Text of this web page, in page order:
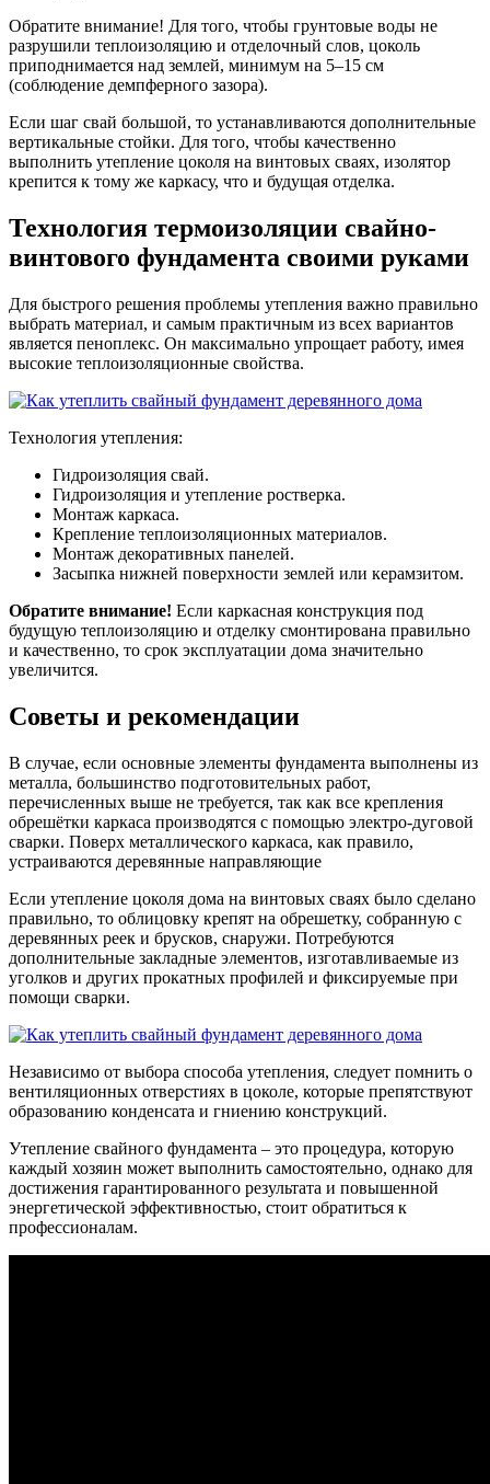
Обратите внимание! Для того, чтобы грунтовые воды не
разрушили теплоизоляцию и отделочный слов, цоколь
приподнимается над землей, минимум на 5–15 см
(соблюдение демпферного зазора).
Если шаг свай большой, то устанавливаются дополнительные
вертикальные стойки. Для того, чтобы качественно
выполнить утепление цоколя на винтовых сваях, изолятор
крепится к тому же каркасу, что и будущая отделка.
Технология термоизоляции свайно-
винтового фундамента своими руками
Для быстрого решения проблемы утепления важно правильно
выбрать материал, и самым практичным из всех вариантов
является пеноплекс. Он максимально упрощает работу, имея
высокие теплоизоляционные свойства.
Технология утепления:
Гидроизоляция свай.
Гидроизоляция и утепление ростверка.
Монтаж каркаса.
Крепление теплоизоляционных материалов.
Монтаж декоративных панелей.
Засыпка нижней поверхности землей или керамзитом.
Обратите внимание! Если каркасная конструкция под
будущую теплоизоляцию и отделку смонтирована правильно
и качественно, то срок эксплуатации дома значительно
увеличится.
Советы и рекомендации
В случае, если основные элементы фундамента выполнены из
металла, большинство подготовительных работ,
перечисленных выше не требуется, так как все крепления
обрешётки каркаса производятся с помощью электро-дуговой
сварки. Поверх металлического каркаса, как правило,
устраиваются деревянные направляющие
Если утепление цоколя дома на винтовых сваях было сделано
правильно, то облицовку крепят на обрешетку, собранную с
деревянных реек и брусков, снаружи. Потребуются
дополнительные закладные элементов, изготавливаемые из
уголков и других прокатных профилей и фиксируемые при
помощи сварки.
Независимо от выбора способа утепления, следует помнить о
вентиляционных отверстиях в цоколе, которые препятствуют
образованию конденсата и гниению конструкций.
Утепление свайного фундамента – это процедура, которую
каждый хозяин может выполнить самостоятельно, однако для
достижения гарантированного результата и повышенной
энергетической эффективностью, стоит обратиться к
профессионалам.